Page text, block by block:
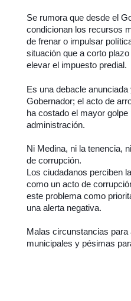
Se rumora que desde el
condicionan los recursos
de frenar o impulsar
situación que a corto
elevar el impuesto predial.
Es una debacle
Gobernador; el acto de
ha costado el mayor
administración.
Ni Medina, ni la tenencia,
de corrupción.
Los ciudadanos perciben
como un acto de
este problema como
una alerta negativa.
Malas circunstancias para
municipales y pésimas